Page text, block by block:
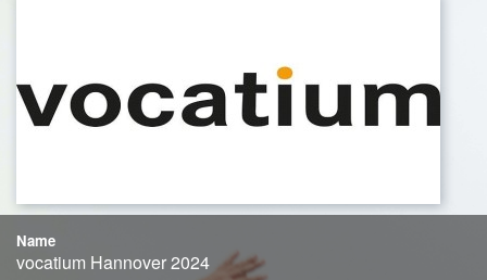
Name
vocatium Hannover 2024